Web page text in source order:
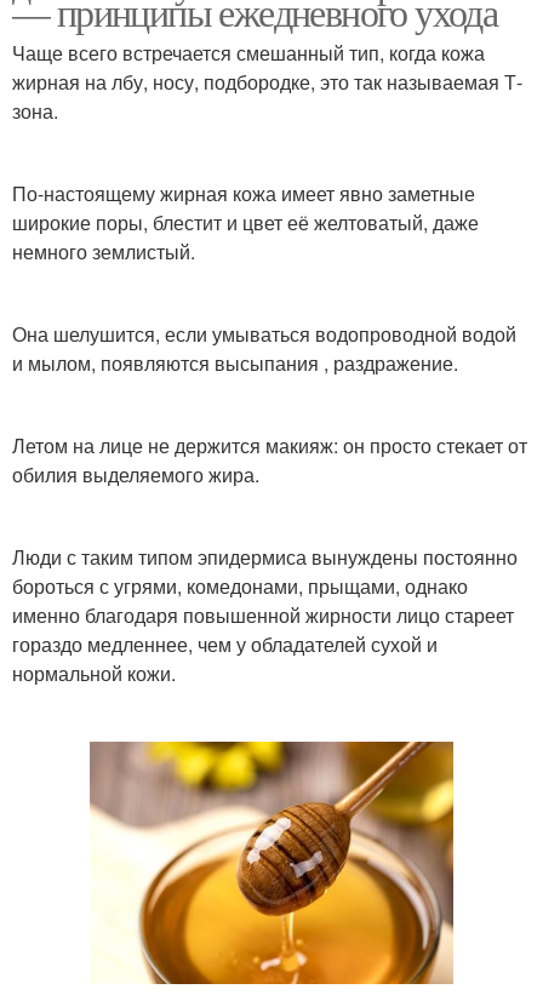
— принципы ежедневного ухода
Чаще всего встречается смешанный тип, когда кожа
жирная на лбу, носу, подбородке, это так называемая Т-
зона.
По-настоящему жирная кожа имеет явно заметные
широкие поры, блестит и цвет её желтоватый, даже
немного землистый.
Она шелушится, если умываться водопроводной водой
и мылом, появляются высыпания , раздражение.
Летом на лице не держится макияж: он просто стекает от
обилия выделяемого жира.
Люди с таким типом эпидермиса вынуждены постоянно
бороться с угрями, комедонами, прыщами, однако
именно благодаря повышенной жирности лицо стареет
гораздо медленнее, чем у обладателей сухой и
нормальной кожи.